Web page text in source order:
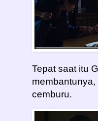
Tepat saat itu
cemburu.